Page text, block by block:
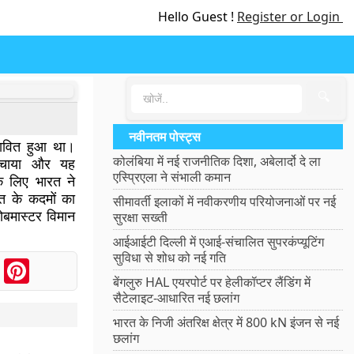
Hello Guest ! Register or Login
हुआ था।
और यह
लिए भारत ने
के कदमों का
विमान
Pinterest
नवीनतम पोस्ट्स
कोलंबिया में नई राजनीतिक दिशा, अबेलार्दो दे ला
एस्प्रिएला ने संभाली कमान
सीमावर्ती इलाकों में नवीकरणीय परियोजनाओं पर नई
सुरक्षा सख्ती
आईआईटी दिल्ली में एआई-संचालित सुपरकंप्यूटिंग
सुविधा से शोध को नई गति
बेंगलुरु HAL एयरपोर्ट पर हेलीकॉप्टर लैंडिंग में
सैटेलाइट-आधारित नई छलांग
भारत के निजी अंतरिक्ष क्षेत्र में 800 kN इंजन से नई
छलांग